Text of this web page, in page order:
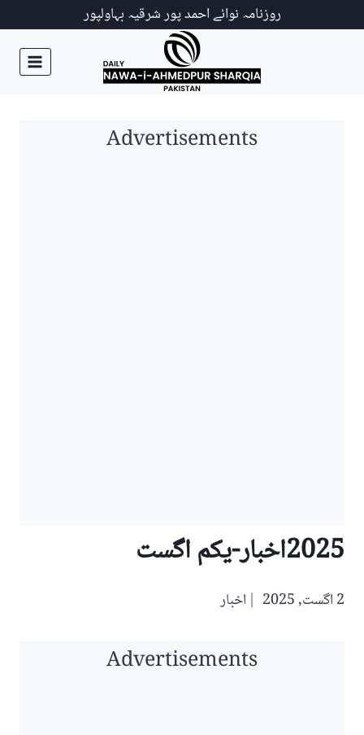
روزنامہ نوائے احمد پور شرقیہ بہاولپور
Advertisements
2025اخبار-یکم اگست
2 اگست, 2025 اخبار
Advertisements